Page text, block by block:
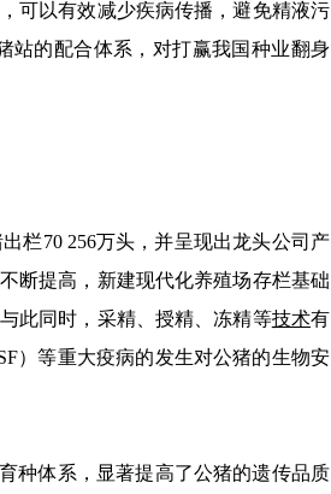
可以有效减少疾病传播，避免精液污
站的配合体系，对打赢我国种业翻身
栏70 256万头，并呈现出龙头公司产
断提高，新建现代化养殖场存栏基础
此同时，采精、授精、冻精等技术有
）等重大疫病的发生对公猪的生物安
种体系，显著提高了公猪的遗传品质